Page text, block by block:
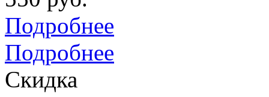
Подробнее
Подробнее
Скидка